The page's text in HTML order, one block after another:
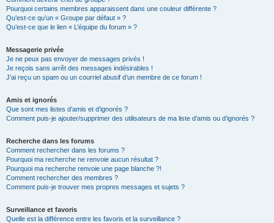
Pourquoi certains membres apparaissent dans une couleur différente ?
Qu’est-ce qu’un « Groupe par défaut » ?
Qu’est-ce que le lien « L’équipe du forum » ?
Messagerie privée
Je ne peux pas envoyer de messages privés !
Je reçois sans arrêt des messages indésirables !
J’ai reçu un spam ou un courriel abusif d’un membre de ce forum !
Amis et ignorés
Que sont mes listes d’amis et d’ignorés ?
Comment puis-je ajouter/supprimer des utilisateurs de ma liste d’amis ou d’ignorés ?
Recherche dans les forums
Comment rechercher dans les forums ?
Pourquoi ma recherche ne renvoie aucun résultat ?
Pourquoi ma recherche renvoie une page blanche ?!
Comment rechercher des membres ?
Comment puis-je trouver mes propres messages et sujets ?
Surveillance et favoris
Quelle est la différence entre les favoris et la surveillance ?